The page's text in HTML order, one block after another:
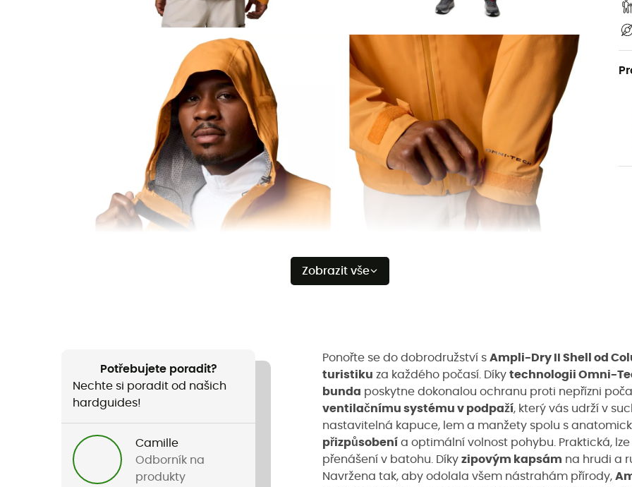
Zobrazit vše
Potřebujete poradit?
Nechte si poradit od našich
hardguides!
Camille
Odborník na
produkty
Ponořte se do dobrodružství s Ampli-Dry II Shell od
turistiku za každého počasí. Díky technologii Omni-
bunda poskytne dokonalou ochranu proti nepřízni
ventilačnímu systému v podpaží, který vás udrží v
nastavitelná kapuce, lem a manžety spolu s
přizpůsobení a optimální volnost pohybu. Praktická,
přenášení v batohu. Díky zipovým kapsám na hrudi a
Navržena tak, aby odolala všem nástrahám přírody,